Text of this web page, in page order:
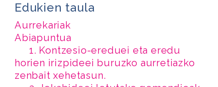
Edukien taula
Aurrekariak
Abiapuntua
1. Kontzesio-ereduei eta eredu
horien irizpideei buruzko aurretiazko
zenbait xehetasun.